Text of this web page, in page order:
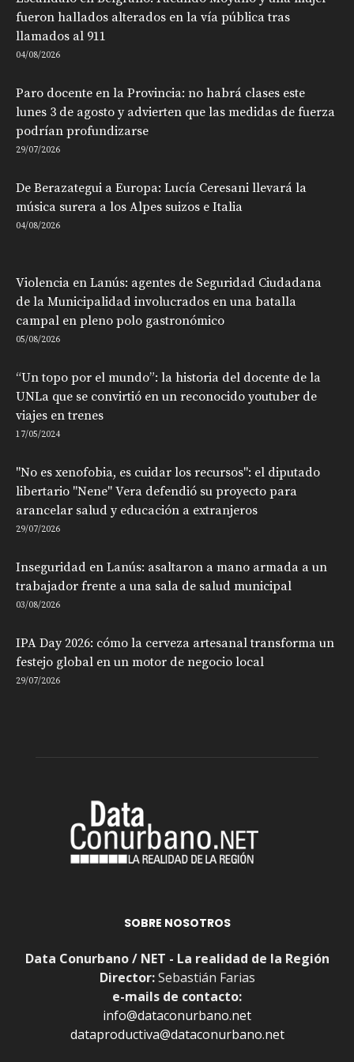
fueron hallados alterados en la vía pública tras
llamados al 911
04/08/2026
Paro docente en la Provincia: no habrá clases este
lunes 3 de agosto y advierten que las medidas de fuerza
podrían profundizarse
29/07/2026
De Berazategui a Europa: Lucía Ceresani llevará la
música surera a los Alpes suizos e Italia
04/08/2026
Violencia en Lanús: agentes de Seguridad Ciudadana
de la Municipalidad involucrados en una batalla
campal en pleno polo gastronómico
05/08/2026
“Un topo por el mundo”: la historia del docente de la
UNLa que se convirtió en un reconocido youtuber de
viajes en trenes
17/05/2024
"No es xenofobia, es cuidar los recursos": el diputado
libertario "Nene" Vera defendió su proyecto para
arancelar salud y educación a extranjeros
29/07/2026
Inseguridad en Lanús: asaltaron a mano armada a un
trabajador frente a una sala de salud municipal
03/08/2026
IPA Day 2026: cómo la cerveza artesanal transforma un
festejo global en un motor de negocio local
29/07/2026
SOBRE NOSOTROS
Data Conurbano / NET - La realidad de la Región
Director:Sebastián Farias
e-mails de contacto:
info@dataconurbano.net
dataproductiva@dataconurbano.net